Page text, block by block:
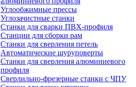
Углообжимные прессы
Углозачистные станки
Станки для сварки ПВХ-профиля
Станции для сборки рам
Станки для сверления петель
Автоматические шуруповерты
Станки для сверления алюминиевого
профиля
Сверлильно-фрезерные станки с ЧПУ